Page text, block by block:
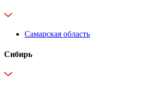
Самарская область
Сибирь